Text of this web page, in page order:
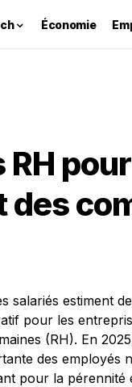
Économie
des
salariés estiment
pour les
(RH). En
des employés
pour la pérennité